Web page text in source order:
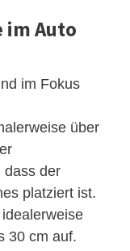
im Auto
im Fokus
über
dass der
platziert ist.
30 cm auf.